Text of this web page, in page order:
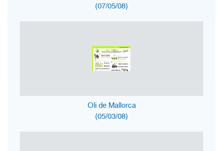
(07/05/08)
Oli de Mallorca
(05/03/08)